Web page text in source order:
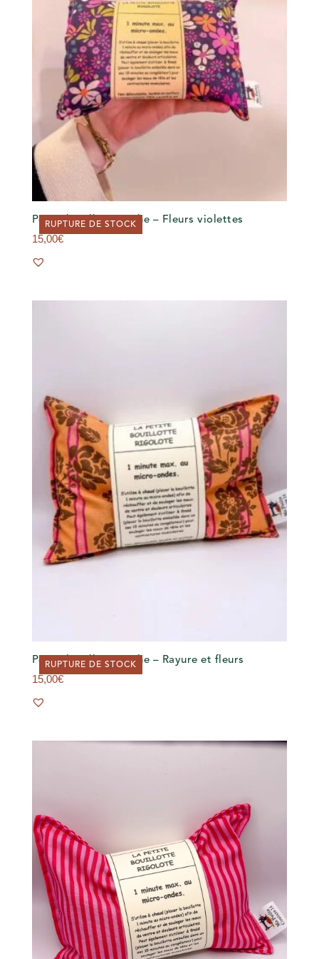
RUPTURE DE STOCK
Petite bouillotte sèche – Fleurs violettes
15,00€
RUPTURE DE STOCK
Petite bouillotte sèche – Rayure et fleurs
15,00€